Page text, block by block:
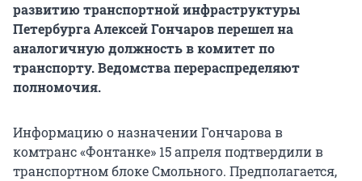
развитию транспортной инфраструктуры
Петербурга Алексей Гончаров перешел на
аналогичную должность в комитет по
транспорту. Ведомства перераспределяют
полномочия.
Информацию о назначении Гончарова в
комтранс «Фонтанке» 15 апреля подтвердили в
транспортном блоке Смольного. Предполагается,